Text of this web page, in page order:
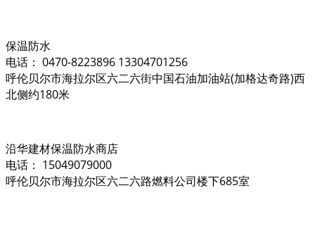
保温防水
电话： 0470-8223896 13304701256
呼伦贝尔市海拉尔区六二六街中国石油加油站(加格达奇路)西
北侧约180米
沿华建材保温防水商店
电话： 15049079000
呼伦贝尔市海拉尔区六二六路燃料公司楼下685室